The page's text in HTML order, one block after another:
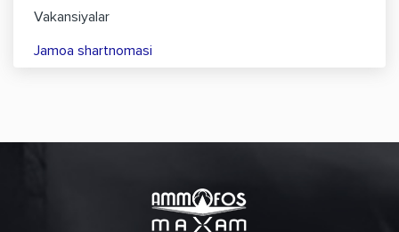
Vakansiyalar
Jamoa shartnomasi